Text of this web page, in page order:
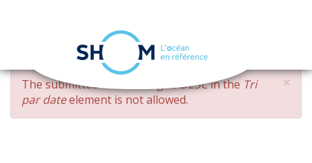
Skip
main
content
navigation
×
ERROR
MESSAGE
The submitted value changed DESCin the Tri
par dateelement is not allowed.